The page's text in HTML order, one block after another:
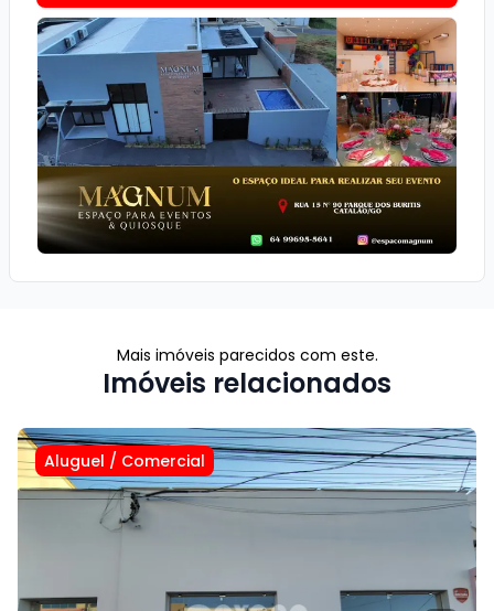
Mais imóveis parecidos com este.
Imóveis relacionados
Aluguel / Comercial